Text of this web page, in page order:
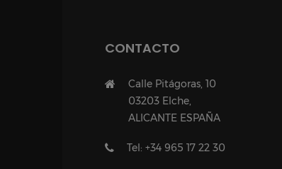
CONTACTO
Calle Pitágoras, 10
03203 Elche,
ALICANTE ESPAÑA
Tel: +34 965 17 22 30